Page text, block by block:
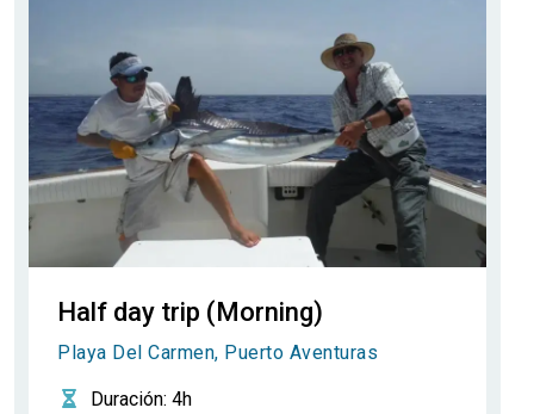
Half day trip (Morning)
Playa Del Carmen, Puerto Aventuras
Duración: 4h